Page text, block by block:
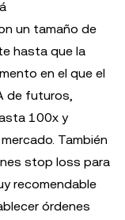
un tamaño de
hasta que la
en el que el
de futuros,
100x y
También
stop loss para
recomendable
órdenes